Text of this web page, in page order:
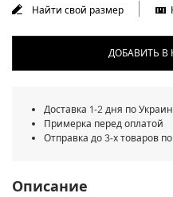
Найти свой размер
ДОБАВИТЬ В
Доставка 1-2 дня по
Примерка перед оплатой
Отправка до 3-х товаров
Описание